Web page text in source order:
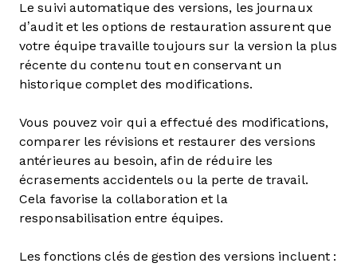
Le suivi automatique des versions, les journaux
d’audit et les options de restauration assurent que
votre équipe travaille toujours sur la version la plus
récente du contenu tout en conservant un
historique complet des modifications.
Vous pouvez voir qui a effectué des modifications,
comparer les révisions et restaurer des versions
antérieures au besoin, afin de réduire les
écrasements accidentels ou la perte de travail.
Cela favorise la collaboration et la
responsabilisation entre équipes.
Les fonctions clés de gestion des versions incluent :